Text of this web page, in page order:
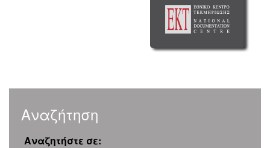
Αναζήτηση
Αναζητήστε σε: